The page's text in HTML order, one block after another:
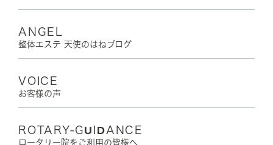
ANGEL
整体エステ 天使のはねブログ
VOICE
お客様の声
ROTARY-GUIDANCE
ロータリー院をご利用の皆様へ